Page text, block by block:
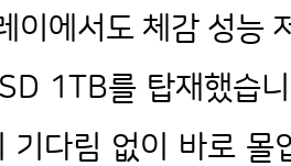
이에서도 체감 성능
1TB를 탑재했습
기다림 없이 바로 몰